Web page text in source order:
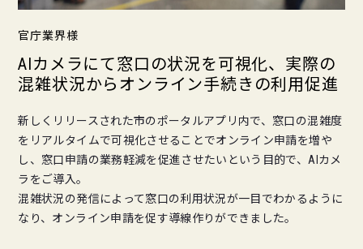
官庁業界様
AIカメラにて窓口の状況を可視化、実際の
混雑状況からオンライン手続きの利用促進
新しくリリースされた市のポータルアプリ内で、窓口の混雑度
をリアルタイムで可視化させることでオンライン申請を増や
し、窓口申請の業務軽減を促進させたいという目的で、AIカメ
ラをご導入。
混雑状況の発信によって窓口の利用状況が一目でわかるように
なり、オンライン申請を促す導線作りができました。